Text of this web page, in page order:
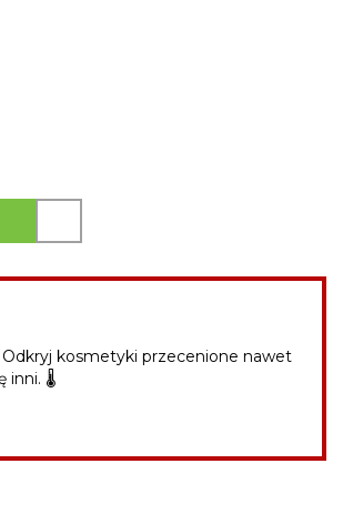
Odkryj kosmetyki przecenione nawet
inni. 🌡️